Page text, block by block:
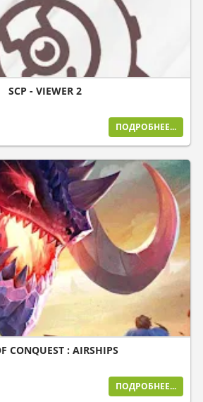
SCP - VIEWER 2
ПОДРОБНЕЕ...
CONQUEST : AIRSHIPS
ПОДРОБНЕЕ...